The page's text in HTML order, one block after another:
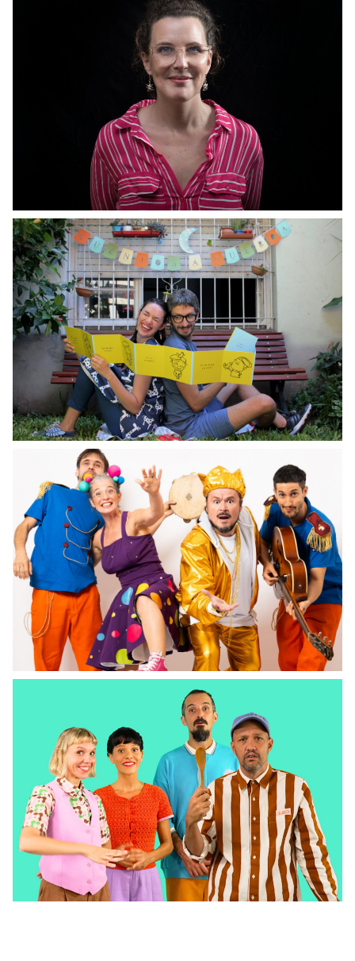
CHARLAS LITERARIAS
Melina Pogorelsky
MIRAR
CHARLAS LITERARIAS
Cuentos a cuerda
MIRAR
CHARLAS LITERARIAS
Valor vereda
MIRAR
CHARLAS LITERARIAS
Anda Calabaza
MIRAR